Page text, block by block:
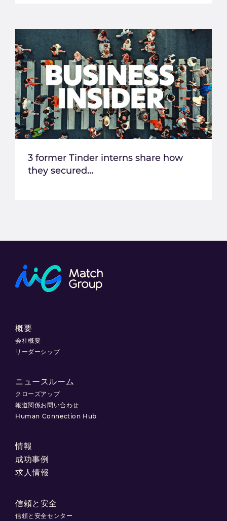
3 former Tinder interns share how
they secured...
概要
会社概要
リーダーシップ
ニュースルーム
クローズアップ
報道関係お問い合わせ
Human Connection Hub
情報
成功事例
求人情報
信頼と安全
信頼と安全センター